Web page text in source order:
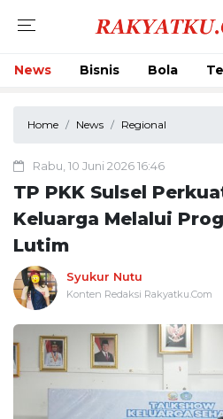
News Bisnis Bola
Home News Regional
Rabu, 10 Juni 2026 16:46
TP PKK Sulsel
Keluarga Melalui
Lutim
Syukur Nutu
Konten Redaksi Rakyatku.Com